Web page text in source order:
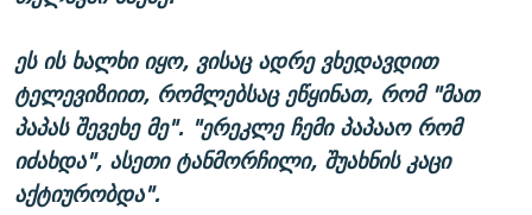
ეს ის ხალხი იყო, ვისაც ადრე ვხედავდით
ტელევიზიით, რომლებსაც ეწყინათ, რომ "მათ
პაპას შევეხე მე". "ერეკლე ჩემი პაპააო რომ
იძახდა", ასეთი ტანმორჩილი, შუახნის კაცი
აქტიურობდა".